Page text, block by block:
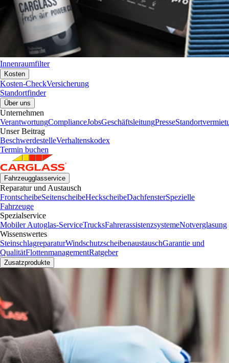
Innenraumfilter
Kosten
Kosten-CheckVersicherung
Standortfinder
Über uns
Unternehmen
VerantwortungComplianceJobsGeschäftsleitungPresse
Unser Beitrag
BeschwerdestelleVerhaltenskodex
Termin buchen
Fahrzeugglasservice
Reparatur und Austausch
FrontscheibeSeitenscheibeHeckscheibeDachfensterSpezielle
Fahrzeuge
Spezialservice
Mobiler Autoglas-ServiceTrucksFahrerassistenzsystemeNotverglasung
Wissenswertes
SteinschlagreparaturWindschutzscheibenaustauschGarantie und
QualitätFlottenmanagementRatgeber
Zusatzprodukte